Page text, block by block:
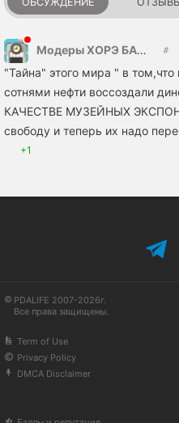
Модеры ХОРЭ БАНИТЬ ИЗЗА ФИГНИ
"Тайна" этого мира " в
сотнями нефти воссоздали
КАЧЕСТВЕ МУЗЕЙНЫХ
свободу и теперь их надо
+1
PDALIFE 2007-2026г.
Все права защищены.
Term of Use
Privacy Policy
DMCA Disclaimer